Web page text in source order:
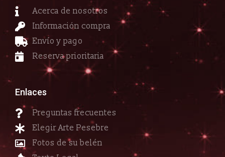
Acerca de nosotros
Información compra
Envío y pago
Reserva prioritaria
Enlaces
Preguntas frecuentes
Elegir Arte Pesebre
Fotos de su belén